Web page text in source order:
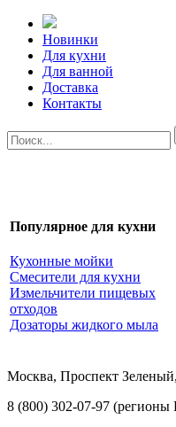
Новинки
Для кухни
Для ванной
Доставка
Контакты
Популярное для кухни
Кухонные мойки
Смесители для кухни
Измельчители пищевых
отходов
Дозаторы жидкого мыла
Москва, Проспект
8 (800) 302-07-97 (регионы